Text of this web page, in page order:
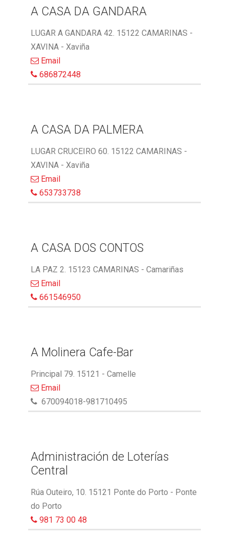
A CASA DA GANDARA
LUGAR A GANDARA 42. 15122 CAMARINAS -
XAVINA - Xaviña
Email
686872448
A CASA DA PALMERA
LUGAR CRUCEIRO 60. 15122 CAMARINAS -
XAVINA - Xaviña
Email
653733738
A CASA DOS CONTOS
LA PAZ 2. 15123 CAMARINAS - Camariñas
Email
661546950
A Molinera Cafe-Bar
Principal 79. 15121 - Camelle
Email
670094018-981710495
Administración de Loterías
Central
Rúa Outeiro, 10. 15121 Ponte do Porto - Ponte
do Porto
981 73 00 48